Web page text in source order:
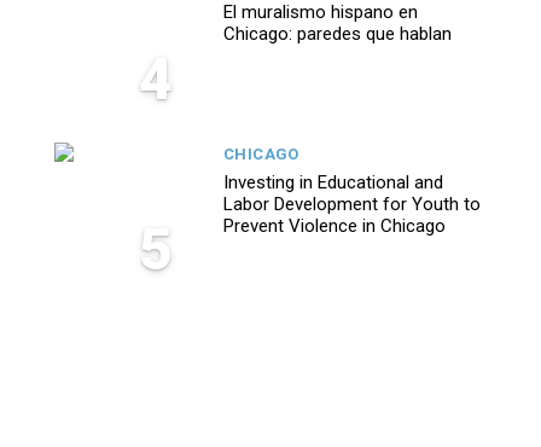
4
El muralismo hispano en
Chicago: paredes que hablan
5
CHICAGO
Investing in Educational and
Labor Development for Youth to
Prevent Violence in Chicago